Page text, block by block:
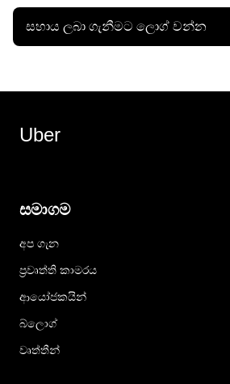
සහාය ලබා ගැනීමට ලොග් වන්න
Uber
සමාගම
අප ගැන
ප්‍රවෘත්ති කාමරය
ආයෝජකයින්
බ්ලොග්
වෘත්තීන්